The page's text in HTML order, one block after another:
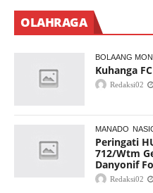
OLAHRAGA
BOLAANG
Kuhanga
Redaksi02
MANADO
Peringati
712/Wtm
Danyonif
Redaksi02